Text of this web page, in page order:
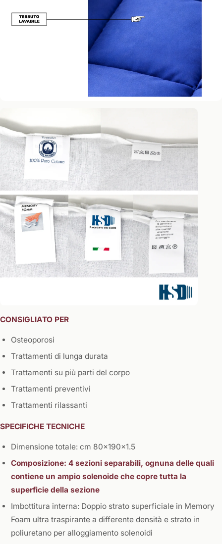
CONSIGLIATO PER
Osteoporosi
Trattamenti di lunga durata
Trattamenti su più parti del corpo
Trattamenti preventivi
Trattamenti rilassanti
SPECIFICHE TECNICHE
Dimensione totale: cm 80x190x1.5
Composizione: 4 sezioni separabili, ognuna delle quali
contiene un ampio solenoide che copre tutta la
superficie della sezione
Imbottitura interna: Doppio strato superficiale in Memory
Foam ultra traspirante a differente densità e strato in
poliuretano per alloggiamento solenoidi